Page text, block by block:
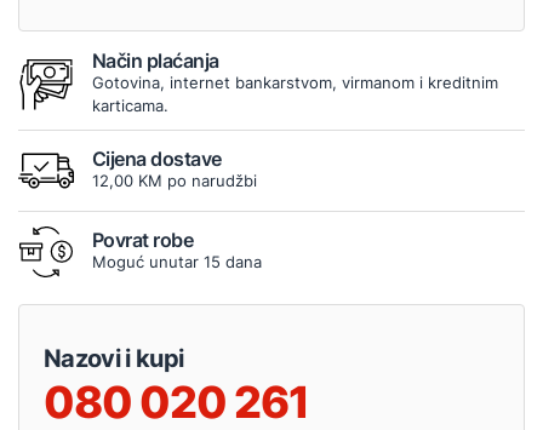
Način plaćanja
Gotovina, internet bankarstvom, virmanom i kreditnim
karticama.
Cijena dostave
12,00 KM po narudžbi
Povrat robe
Moguć unutar 15 dana
Nazovi i kupi
080 020 261